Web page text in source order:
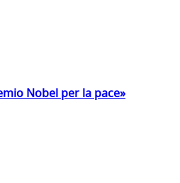
Nobel per la pace»